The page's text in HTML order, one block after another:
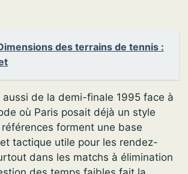
des terrains de tennis :
aussi de la demi-finale 1995 face à
où Paris posait déjà un style
forment une base
tactique utile pour les rendez-
dans les matchs à élimination